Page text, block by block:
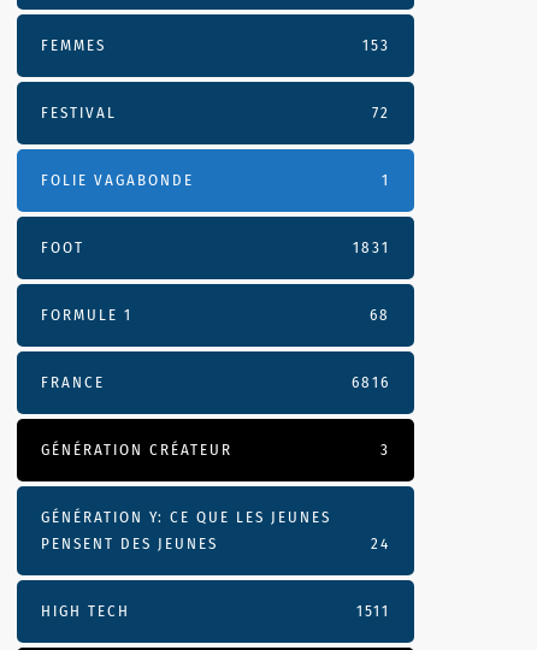
FEMMES 153
FESTIVAL 72
FOLIE VAGABONDE 1
FOOT 1831
FORMULE 1 68
FRANCE 6816
GÉNÉRATION CRÉATEUR 3
GÉNÉRATION Y: CE QUE LES JEUNES
PENSENT DES JEUNES
24
HIGH TECH 1511